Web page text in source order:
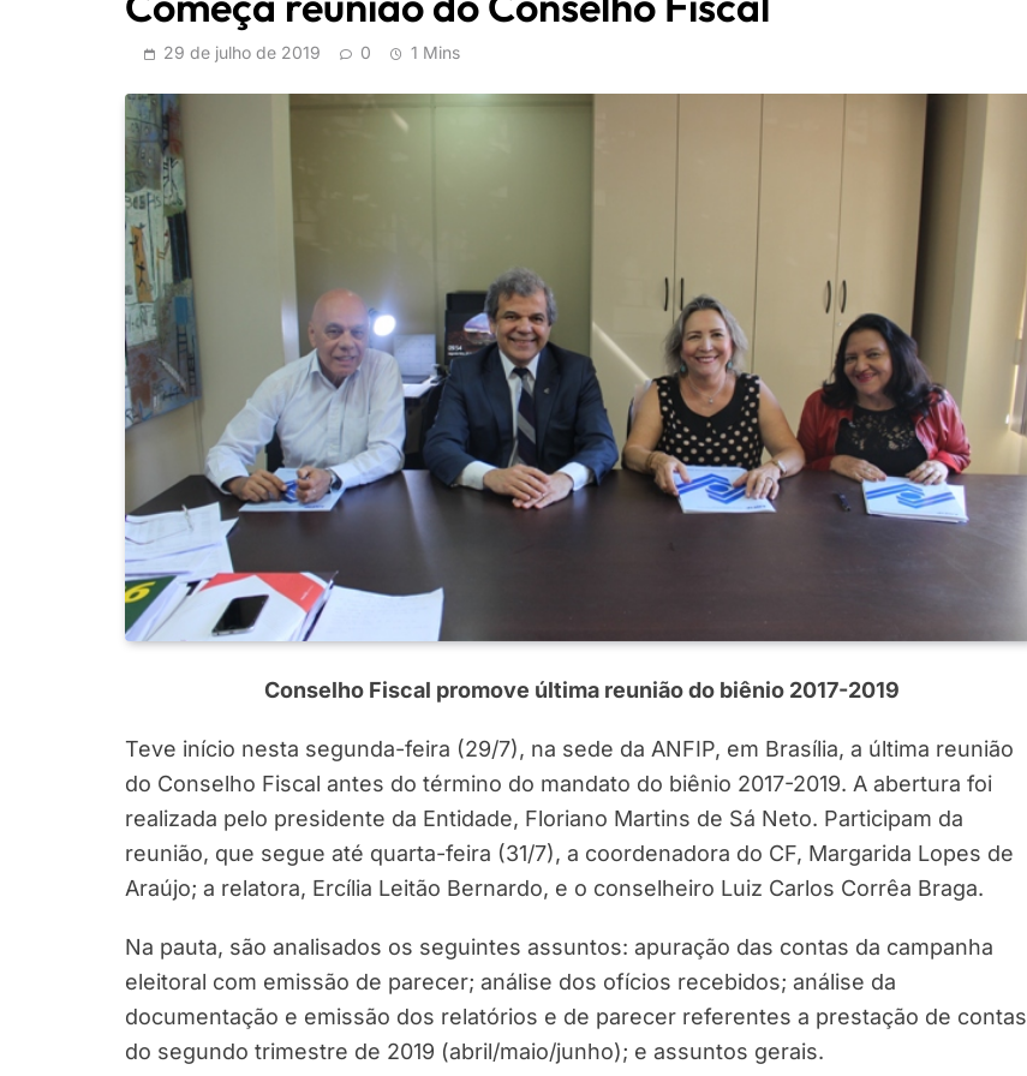
29 de julho de 2019 0 1 Mins
Conselho Fiscal promove última reunião do biênio 2017-2019
Teve início nesta segunda-feira (29/7), na sede da ANFIP, em Brasília, a última reunião
do Conselho Fiscal antes do término do mandato do biênio 2017-2019. A abertura foi
realizada pelo presidente da Entidade, Floriano Martins de Sá Neto. Participam da
reunião, que segue até quarta-feira (31/7), a coordenadora do CF, Margarida Lopes de
Araújo; a relatora, Ercília Leitão Bernardo, e o conselheiro Luiz Carlos Corrêa Braga.
Na pauta, são analisados os seguintes assuntos: apuração das contas da campanha
eleitoral com emissão de parecer; análise dos ofícios recebidos; análise da
documentação e emissão dos relatórios e de parecer referentes a prestação de contas
do segundo trimestre de 2019 (abril/maio/junho); e assuntos gerais.